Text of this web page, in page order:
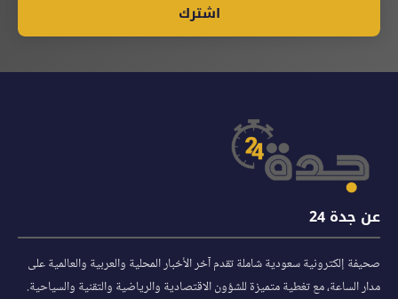
اشترك
عن جدة 24
صحيفة إلكترونية سعودية شاملة تقدم آخر الأخبار المحلية والعربية والعالمية على
مدار الساعة، مع تغطية متميزة للشؤون الاقتصادية والرياضية والتقنية والسياحية.